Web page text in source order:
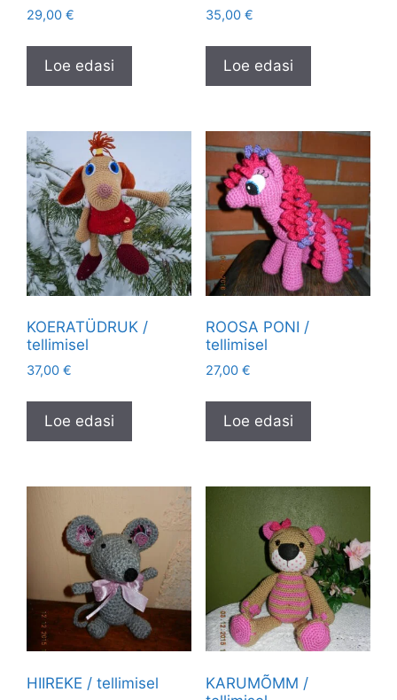
29,00 €
Loe edasi
35,00 €
Loe edasi
KOERATÜDRUK /
tellimisel
37,00 €
Loe edasi
ROOSA PONI /
tellimisel
27,00 €
Loe edasi
HIIREKE / tellimisel
KARUMÕMM /